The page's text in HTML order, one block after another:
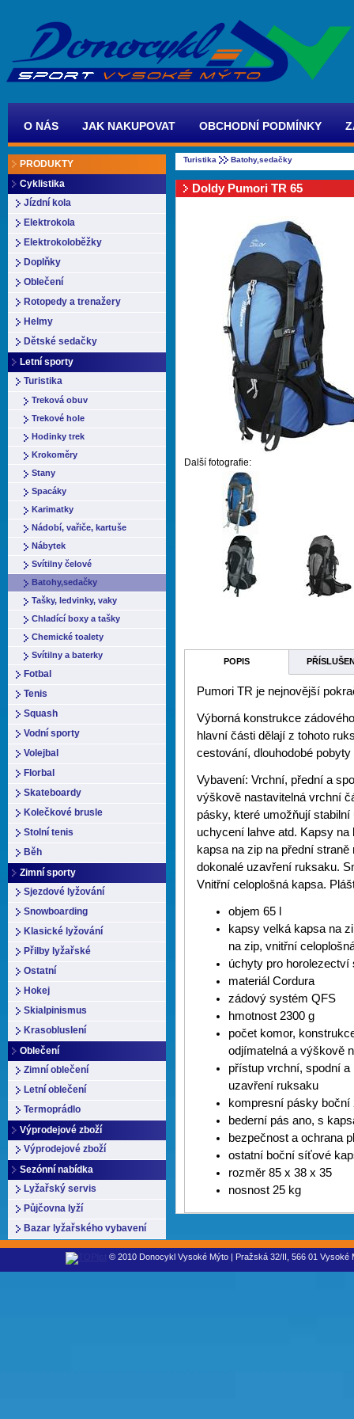
O NÁS JAK NAKUPOVAT OBCHODNÍ PODMÍNKY
PRODUKTY
Cyklistika
Jízdní kola
Elektrokola
Elektrokoloběžky
Doplňky
Oblečení
Rotopedy a trenažery
Helmy
Dětské sedačky
Letní sporty
Turistika
Treková obuv
Trekové hole
Hodinky trek
Krokoměry
Stany
Spacáky
Karimatky
Nádobí, vařiče, kartuše
Nábytek
Svítilny čelové
Batohy,sedačky
Tašky, ledvinky, vaky
Chladící boxy a tašky
Chemické toalety
Svítilny a baterky
Fotbal
Tenis
Squash
Vodní sporty
Volejbal
Florbal
Skateboardy
Kolečkové brusle
Stolní tenis
Běh
Zimní sporty
Sjezdové lyžování
Snowboarding
Klasické lyžování
Přilby lyžařské
Ostatní
Hokej
Skialpinismus
Krasobluslení
Oblečení
Zimní oblečení
Letní oblečení
Termoprádlo
Výprodejové zboží
Výprodejové zboží
Sezónní nabídka
Lyžařský servis
Půjčovna lyží
Bazar lyžařského vybavení
Turistika Batohy,sedačky
Doldy Pumori TR 65
Další fotografie:
POPIS
Pumori TR je nejnovější
Výborná konstrukce
hlavní části dělají z tohoto
cestování, dlouhodobé
Vybavení: Vrchní, přední a
výškově nastavitelná vrchní
pásky, které umožňují
uchycení lahve atd. Kapsy
kapsa na zip na přední
dokonalé uzavření ruksaku.
Vnitřní celoplošná kapsa.
objem 65 l
kapsy velká kapsa na
na zip, vnitřní
úchyty pro
materiál Cordura
zádový systém QFS
hmotnost 2300 g
počet komor,
odjímatelná a výškově
přístup vrchní, spodní
uzavření ruksaku
kompresní pásky boční
bederní pás ano, s
bezpečnost a ochrana
ostatní boční síťové
rozměr 85 x 38 x 35
nosnost 25 kg
© 2010 Donocykl Vysoké Mýto | Pražská 32/II, 566 01 Vysoké